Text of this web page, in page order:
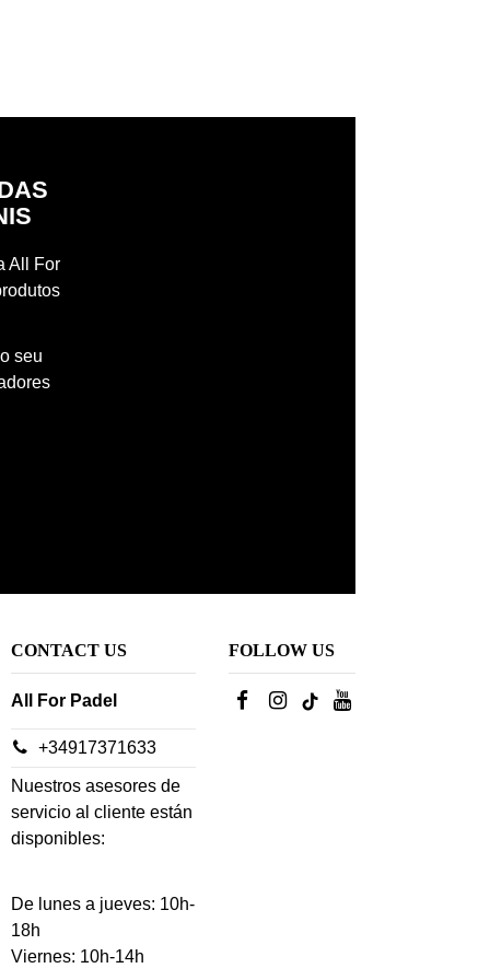
All For
seu
CONTACT US
All For Padel
+34917371633
Nuestros asesores de
servicio al cliente están
disponibles:
De lunes a jueves: 10h-
18h
Viernes: 10h-14h
FOLLOW US